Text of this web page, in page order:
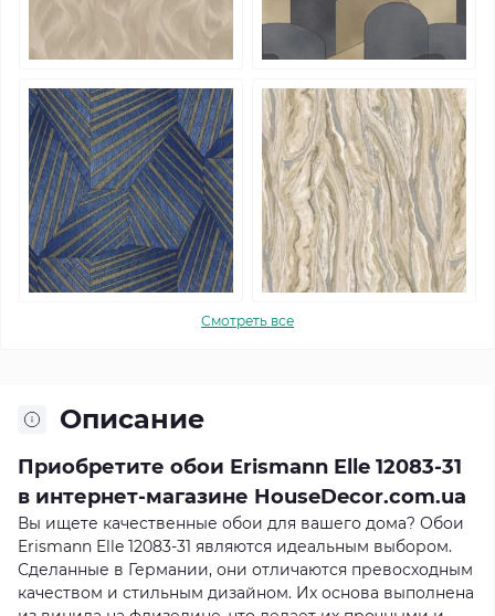
Смотреть все
Описание
Приобретите обои Erismann Elle 12083-31
в интернет-магазине HouseDecor.com.ua
Вы ищете качественные обои для вашего дома? Обои
Erismann Elle 12083-31 являются идеальным выбором.
Сделанные в Германии, они отличаются превосходным
качеством и стильным дизайном. Их основа выполнена